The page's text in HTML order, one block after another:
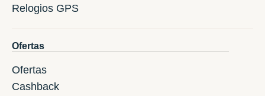
Relogios GPS
Ofertas
Ofertas
Cashback